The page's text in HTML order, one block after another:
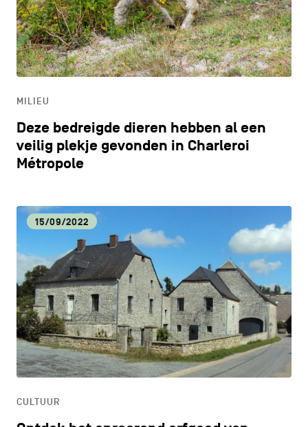
MILIEU
Deze bedreigde dieren hebben al een
veilig plekje gevonden in Charleroi
Métropole
15/09/2022
CULTUUR